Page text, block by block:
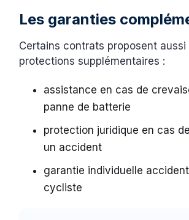
Les garanties
Certains contrats proposent aussi
protections supplémentaires :
assistance en cas de
panne de batterie
protection juridique en cas
un accident
garantie individuelle
cycliste